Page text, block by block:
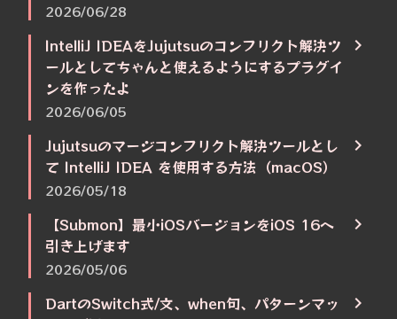
2026/06/28
IntelliJ IDEAをJujutsuのコンフリクト解決ツ
ールとしてちゃんと使えるようにするプラグイ
ンを作ったよ
2026/06/05
Jujutsuのマージコンフリクト解決ツールとし
て IntelliJ IDEA を使用する方法（macOS）
2026/05/18
【Submon】最小iOSバージョンをiOS 16へ
引き上げます
2026/05/06
DartのSwitch式/文、when句、パターンマッ